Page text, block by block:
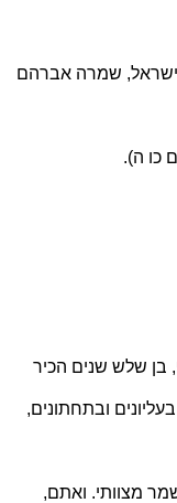
שמרה אברהם
כו ה).
בן שלש שנים הכיר
ובתחתונים,
מצוותי. ואתם,